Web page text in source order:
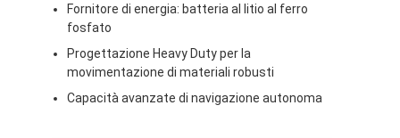
Fornitore di energia: batteria al litio al ferro
fosfato
Progettazione Heavy Duty per la
movimentazione di materiali robusti
Capacità avanzate di navigazione autonoma